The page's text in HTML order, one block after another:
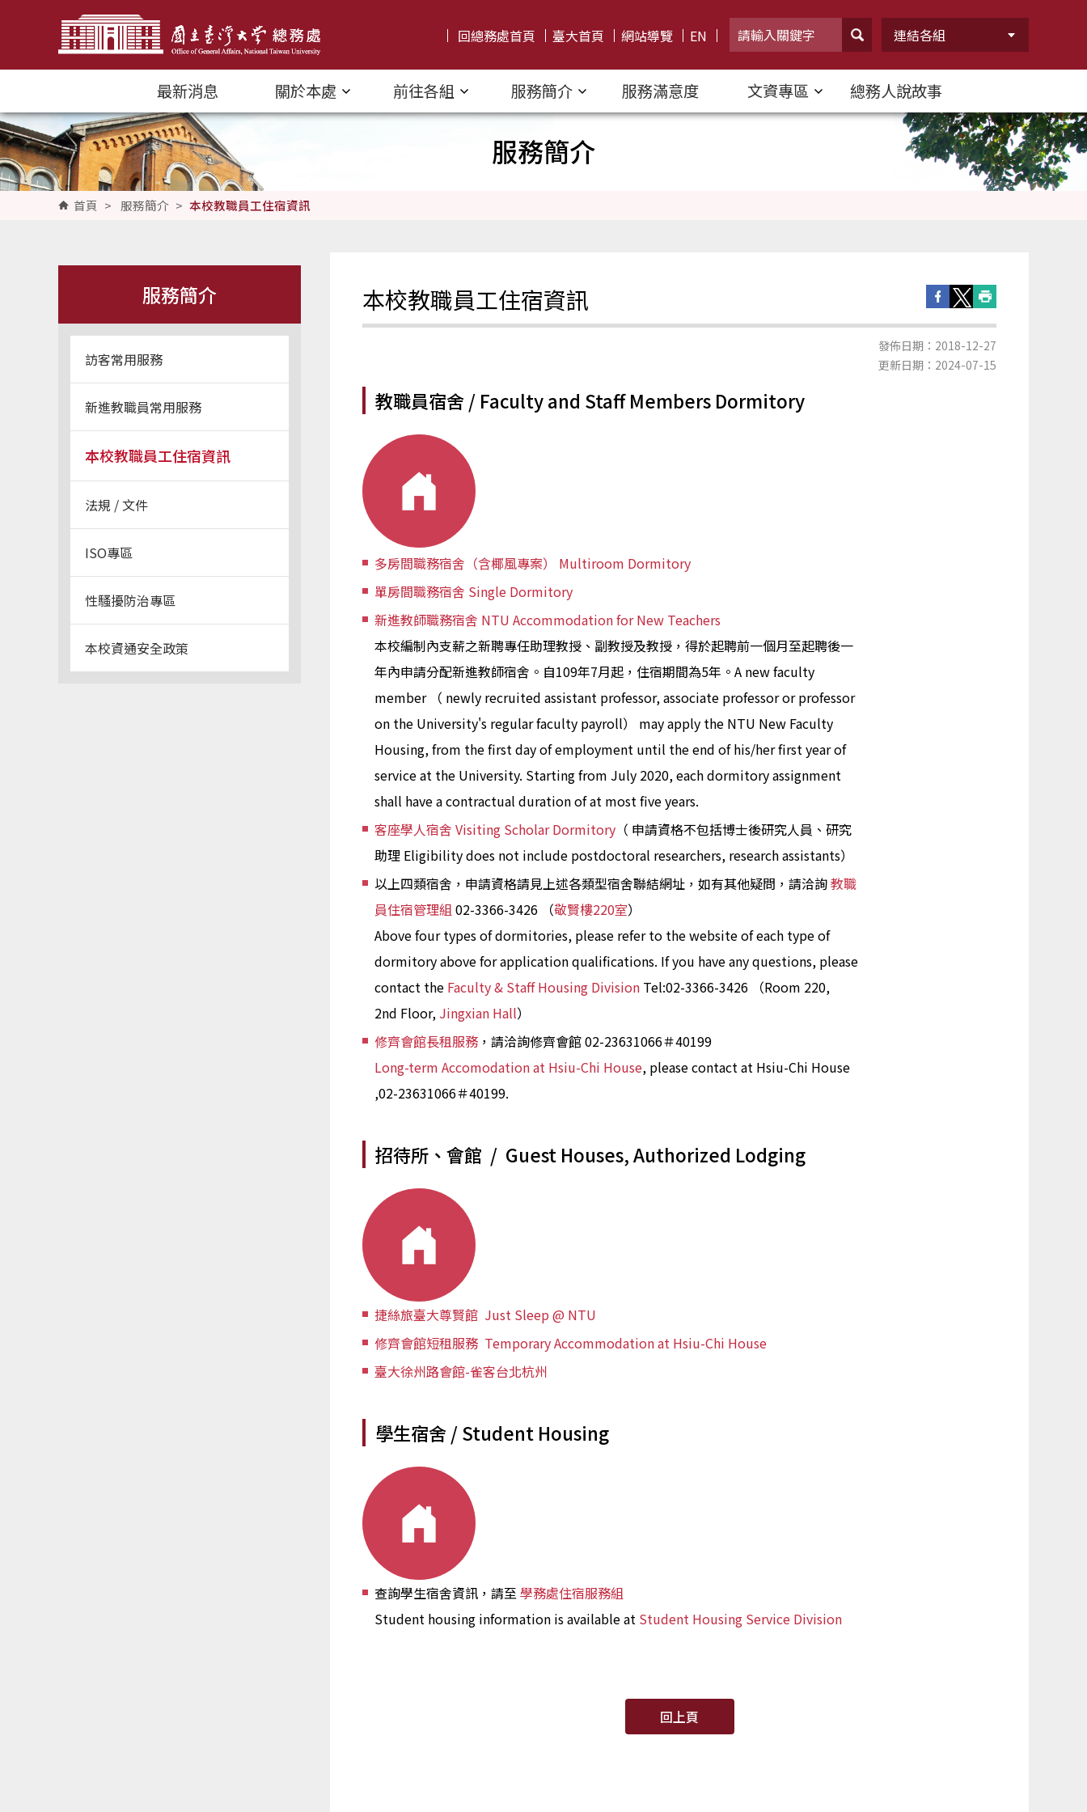
跳到主要內容區塊
回總務處首頁
臺大首頁 網站導覽 EN 連結各組
最新消息 關於本處 前往各組 服務簡介 服務滿意度 文資專區 總務人說故事
服務簡介
首頁 > 服務簡介 > 本校教職員工住宿資訊
服務簡介
訪客常用服務
新進教職員常用服務
本校教職員工住宿資訊
法規 / 文件
ISO專區
性騷擾防治專區
本校資通安全政策
本校教職員工住宿資訊
發佈日期：2018-12-27
更新日期：2024-07-15
教職員宿舍 / Faculty and Staff Members Dormitory
多房間職務宿舍（含椰風專案） Multiroom Dormitory
單房間職務宿舍 Single Dormitory
新進教師職務宿舍 NTU Accommodation for New Teachers
本校編制內支薪之新聘專任助理教授、副教授及教授，得於起聘前一個月至起聘後一
年內申請分配新進教師宿舍。自109年7月起，住宿期間為5年。A new faculty
member （ newly recruited assistant professor, associate professor or professor
on the University's regular faculty payroll） may apply the NTU New Faculty
Housing, from the first day of employment until the end of his/her first year of
service at the University. Starting from July 2020, each dormitory assignment
shall have a contractual duration of at most five years.
客座學人宿舍 Visiting Scholar Dormitory （ 申請資格不包括博士後研究人員、研究
助理 Eligibility does not include postdoctoral researchers, research assistants）
以上四類宿舍，申請資格請見上述各類型宿舍聯結網址，如有其他疑問，請洽詢教職
員住宿管理組 02-3366-3426 （敬賢樓220室）
Above four types of dormitories, please refer to the website of each type of
dormitory above for application qualifications. If you have any questions, please
contact the Faculty & Staff Housing Division Tel:02-3366-3426 （Room 220,
2nd Floor, Jingxian Hall）
修齊會館長租服務 ，請洽詢修齊會館 02-23631066＃40199
Long-term Accomodation at Hsiu-Chi House, please contact at Hsiu-Chi House
,02-23631066＃40199.
招待所、會館 / Guest Houses, Authorized Lodging
捷絲旅臺大尊賢館 Just Sleep @ NTU
修齊會館短租服務 Temporary Accommodation at Hsiu-Chi House
臺大徐州路會館-雀客台北杭州
學生宿舍 / Student Housing
查詢學生宿舍資訊，請至學務處住宿服務組
Student housing information is available at Student Housing Service Division
回上頁